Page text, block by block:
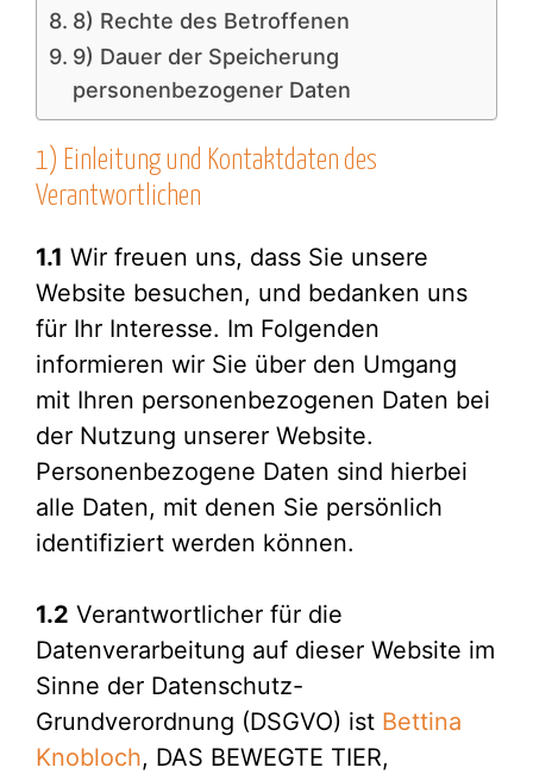
8) Rechte des Betroffenen
9) Dauer der Speicherung
personenbezogener Daten
1) Einleitung und Kontaktdaten des
Verantwortlichen
1.1 Wir freuen uns, dass Sie unsere
Website besuchen, und bedanken uns
für Ihr Interesse. Im Folgenden
informieren wir Sie über den Umgang
mit Ihren personenbezogenen Daten bei
der Nutzung unserer Website.
Personenbezogene Daten sind hierbei
alle Daten, mit denen Sie persönlich
identifiziert werden können.
1.2 Verantwortlicher für die
Datenverarbeitung auf dieser Website im
Sinne der Datenschutz-
Grundverordnung (DSGVO) ist Bettina
Knobloch, DAS BEWEGTE TIER,